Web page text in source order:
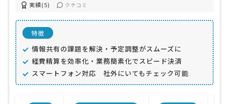
実績(5) クチコミ
特徴
情報共有の課題を解決・予定調整がスムーズに
経費精算を効率化・業務簡素化でスピード決済
スマートフォン対応 社外にいてもチェック可能